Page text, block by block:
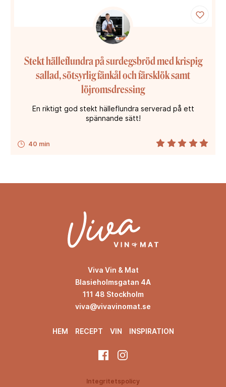
40 min
Stekt hälleflundra på surdegsbröd med krispig
sallad, sötsyrlig fänkål och färsklök samt
löjromsdressing
En riktigt god stekt hälleflundra serverad på ett
spännande sätt!
Viva Vin & Mat
Blasieholmsgatan 4A
111 48 Stockholm
viva@vivavinomat.se
HEM RECEPT VIN INSPIRATION
Integritetspolicy